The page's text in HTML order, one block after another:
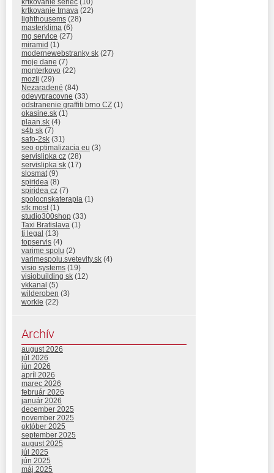
krtkovanie senec (10)
krtkovanie trnava (22)
lighthousems (28)
masterklima (6)
mg service (27)
miramid (1)
modernewebstranky sk (27)
moje dane (7)
monterkovo (22)
mozli (29)
Nezaradené (84)
odevypracovne (33)
odstranenie graffiti brno CZ (1)
okasine.sk (1)
plaan.sk (4)
s4b sk (7)
safo-2sk (31)
seo optimalizacia eu (3)
servislipka cz (28)
servislipka sk (17)
slosmat(9)
spiridea (8)
spiridea cz (7)
spolocnskaterapia (1)
stk most(1)
studio300shop (33)
Taxi Bratislava (1)
tj legal (13)
topservis (4)
varime spolu (2)
varimespolu.svetevity.sk (4)
visio systems (19)
visiobuilding sk (12)
vkkanal (5)
wilderoben (3)
workie (22)
Archív
august 2026
júl 2026
jún 2026
apríl 2026
marec 2026
február 2026
január 2026
december 2025
november 2025
október 2025
september 2025
august 2025
júl 2025
jún 2025
máj 2025